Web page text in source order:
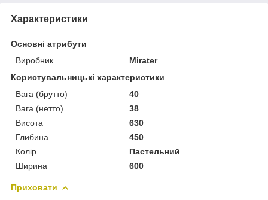
Характеристики
Основні атрибути
Виробник
Mirater
Користувальницькі характеристики
Вага (брутто)
40
Вага (нетто)
38
Висота
630
Глибина
450
Колір
Пастельний
Ширина
600
Приховати